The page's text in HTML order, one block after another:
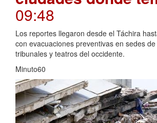
09:48
Los reportes llegaron desde el Táchira
con evacuaciones preventivas en sedes
tribunales y teatros del occidente.
Minuto60